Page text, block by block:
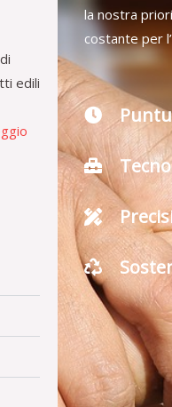
edili
la nostra
costante per